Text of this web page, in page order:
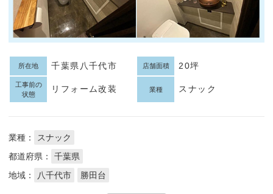
所在地 千葉県八千代市 店舗面積 20坪
工事前の
状態
リフォーム改装 業種 スナック
業種：
スナック
都道府県：
千葉県
地域：
八千代市 勝田台